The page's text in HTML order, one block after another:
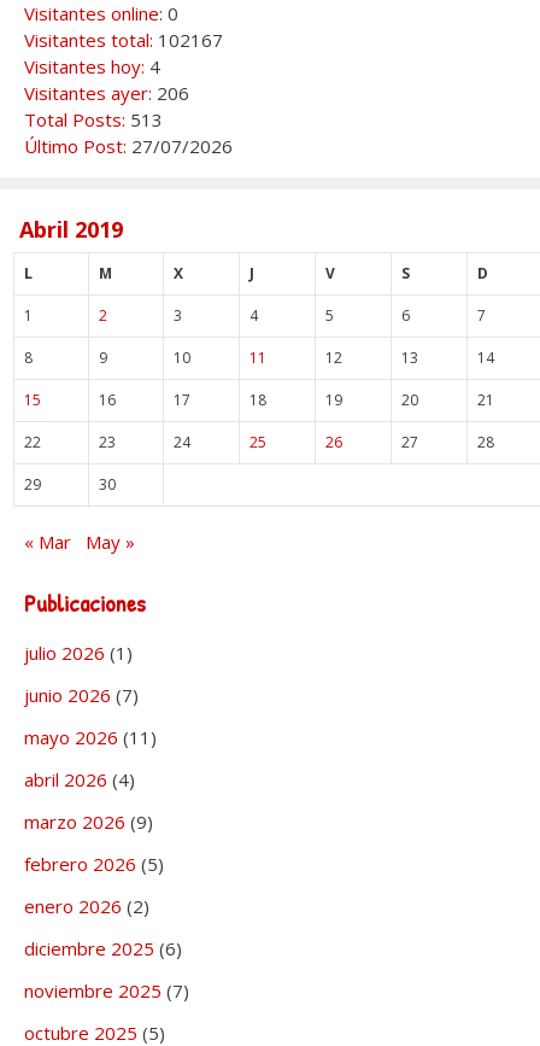
Visitantes online: 0
Visitantes total: 102167
Visitantes hoy: 4
Visitantes ayer: 206
Total Posts: 513
Último Post: 27/07/2026
Abril 2019
L M X J V S D
1 2 3 4 5 6 7
8 9 10 11 12 13 14
15 16 17 18 19 20 21
22 23 24 25 26 27 28
29 30
« Mar May »
Publicaciones
julio 2026 (1)
junio 2026 (7)
mayo 2026 (11)
abril 2026 (4)
marzo 2026 (9)
febrero 2026 (5)
enero 2026 (2)
diciembre 2025 (6)
noviembre 2025 (7)
octubre 2025 (5)